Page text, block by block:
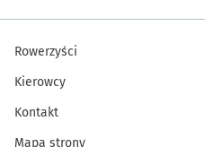
Rowerzyści
Kierowcy
Kontakt
Mapa strony